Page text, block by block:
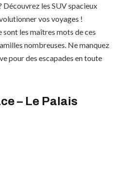
les SUV spacieux
vos voyages !
les maîtres mots de ces
nombreuses. Ne manquez
pour des escapades en toute
– Le Palais